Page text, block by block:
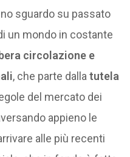
sguardo su passato
un mondo in costante
circolazione e
, che parte dalla tutela
del mercato dei
appieno le
alle più recenti